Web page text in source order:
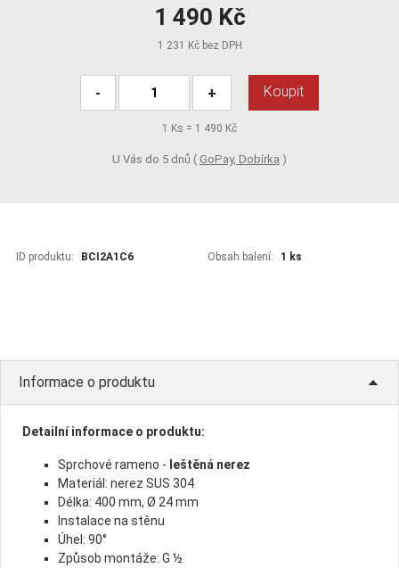
1 490 Kč
1 231 Kč bez DPH
- + Koupit
1 Ks = 1 490 Kč
U Vás do 5 dnů ( GoPay, Dobírka )
ID produktu: BCI2A1C6 Obsah balení: 1 ks
Informace o produktu
Detailní informace o produktu:
Sprchové rameno - leštěná nerez
Materiál: nerez SUS 304
Délka: 400 mm, Ø 24 mm
Instalace na stěnu
Úhel: 90°
Způsob montáže: G ½